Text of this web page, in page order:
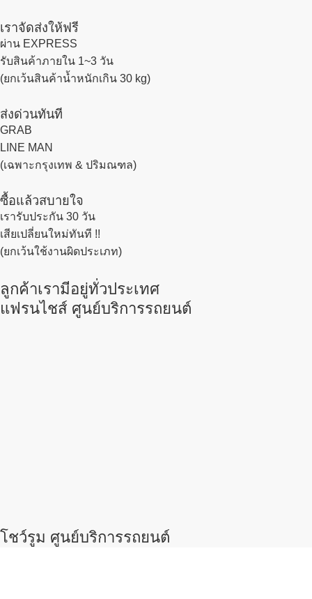
เราจัดส่งให้ฟรี
ผ่าน EXPRESS
รับสินค้าภายใน 1~3 วัน
(ยกเว้นสินค้าน้ำหนักเกิน 30 kg)
ส่งด่วนทันที
GRAB
LINE MAN
(เฉพาะกรุงเทพ & ปริมณฑล)
ซื้อแล้วสบายใจ
เรารับประกัน 30 วัน
เสียเปลี่ยนใหม่ทันที !!
(ยกเว้นใช้งานผิดประเภท)
ลูกค้าเรามีอยู่ทั่วประเทศ
แฟรนไชส์ ศูนย์บริการรถยนต์
โชว์รูม ศูนย์บริการรถยนต์